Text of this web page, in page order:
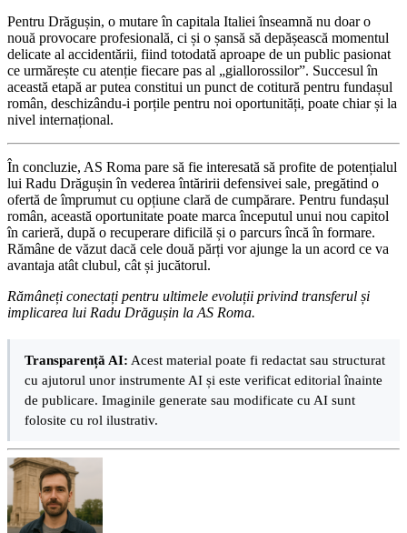
Pentru Drăgușin, o mutare în capitala Italiei înseamnă nu doar o
nouă provocare profesională, ci și o șansă să depășească momentul
delicate al accidentării, fiind totodată aproape de un public pasionat
ce urmărește cu atenție fiecare pas al „giallorossilor”. Succesul în
această etapă ar putea constitui un punct de cotitură pentru fundașul
român, deschizându-i porțile pentru noi oportunități, poate chiar și la
nivel internațional.
În concluzie, AS Roma pare să fie interesată să profite de potențialul
lui Radu Drăgușin în vederea întăririi defensivei sale, pregătind o
ofertă de împrumut cu opțiune clară de cumpărare. Pentru fundașul
român, această oportunitate poate marca începutul unui nou capitol
în carieră, după o recuperare dificilă și o parcurs încă în formare.
Rămâne de văzut dacă cele două părți vor ajunge la un acord ce va
avantaja atât clubul, cât și jucătorul.
Rămâneți conectați pentru ultimele evoluții privind transferul și
implicarea lui Radu Drăgușin la AS Roma.
Transparență AI: Acest material poate fi redactat sau structurat
cu ajutorul unor instrumente AI și este verificat editorial înainte
de publicare. Imaginile generate sau modificate cu AI sunt
folosite cu rol ilustrativ.